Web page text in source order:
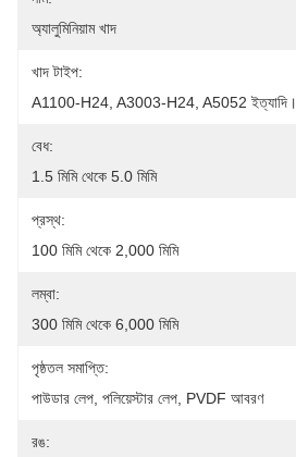
অ্যালুমিনিয়াম খাদ
খাদ টাইপ:
A1100-H24, A3003-H24, A5052 ইত্যাদি।
বেধ:
1.5 মিমি থেকে 5.0 মিমি
প্রস্থ:
100 মিমি থেকে 2,000 মিমি
লম্বা:
300 মিমি থেকে 6,000 মিমি
পৃষ্ঠতল সমাপ্তি:
পাউডার লেপ, পলিয়েস্টার লেপ, PVDF আবরণ
রঙ: